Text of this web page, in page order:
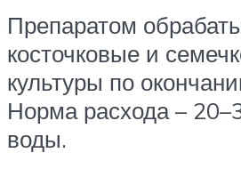
Препаратом
косточковые и
культуры по
Норма расхода –
воды.